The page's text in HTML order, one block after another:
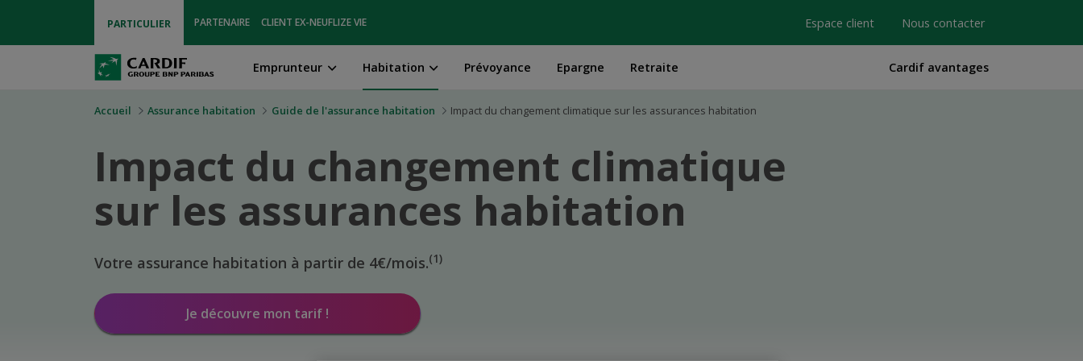
PARTICULIER PARTENAIRE CLIENT EX-NEUFLIZE VIE Espace client Nous contacter
Emprunteur Habitation Prévoyance Epargne Retraite Cardif avantages
Accueil Assurance habitation Guide de l'assurance habitation Impact du changement climatique sur les assurances habitation
Impact du changement climatique
sur les assurances habitation
Votre assurance habitation à partir de 4€/mois.(1)
Je découvre mon tarif !